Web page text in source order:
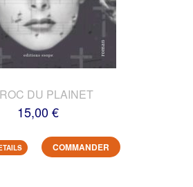
DU PLAINET
15,00 €
COMMANDER